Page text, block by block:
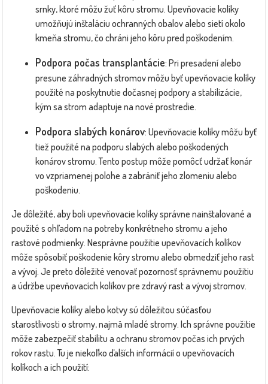
srnky, ktoré môžu žuť kôru stromu. Upevňovacie kolíky
umožňujú inštaláciu ochranných obalov alebo sietí okolo
kmeňa stromu, čo chráni jeho kôru pred poškodením.
Podpora počas transplantácie: Pri presadení alebo
presune záhradných stromov môžu byť upevňovacie kolíky
použité na poskytnutie dočasnej podpory a stabilizácie,
kým sa strom adaptuje na nové prostredie.
Podpora slabých konárov: Upevňovacie kolíky môžu byť
tiež použité na podporu slabých alebo poškodených
konárov stromu. Tento postup môže pomôcť udržať konár
vo vzpriamenej polohe a zabrániť jeho zlomeniu alebo
poškodeniu.
Je dôležité, aby boli upevňovacie kolíky správne nainštalované a
použité s ohľadom na potreby konkrétneho stromu a jeho
rastové podmienky. Nesprávne použitie upevňovacích kolíkov
môže spôsobiť poškodenie kôry stromu alebo obmedziť jeho rast
a vývoj. Je preto dôležité venovať pozornosť správnemu použitiu
a údržbe upevňovacích kolíkov pre zdravý rast a vývoj stromov.
Upevňovacie kolíky alebo kotvy sú dôležitou súčasťou
starostlivosti o stromy, najmä mladé stromy. Ich správne použitie
môže zabezpečiť stabilitu a ochranu stromov počas ich prvých
rokov rastu. Tu je niekoľko ďalších informácií o upevňovacích
kolíkoch a ich použití: